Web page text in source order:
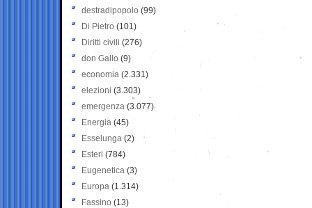
destradipopolo (99)
Di Pietro (101)
Diritti civili (276)
don Gallo (9)
economia (2.331)
elezioni (3.303)
emergenza (3.077)
Energia (45)
Esselunga (2)
Esteri (784)
Eugenetica (3)
Europa (1.314)
Fassino (13)